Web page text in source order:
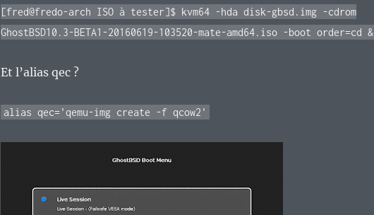
[fred@fredo-arch ISO à tester]$ kvm64 -hda disk-gbsd.img -cdrom
GhostBSD10.3-BETA1-20160619-103520-mate-amd64.iso -boot order=cd &
Et l’alias qec ?
alias qec='qemu-img create -f qcow2'